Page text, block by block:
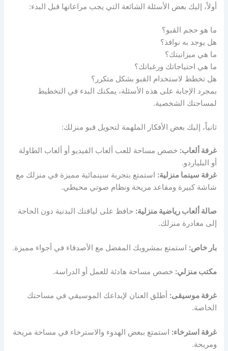
أولاً، إليك بعض الأسئلة الشائعة التي يجب مراعاتها قبل البدء:
ما هو حجم القبو؟
هل يوجد به نوافذ؟
ما هي ميزانيتك؟
ما هي احتياجاتك ورغباتك؟
هل تخطط لاستخدام القبو بشكل متكرر؟
بمجرد الإجابة على هذه الأسئلة، يمكنك البدء في التخطيط
لمساحتك الشخصية.
ثانياً، إليك بعض الأفكار الملهمة لتحويل قبو منزلك:
غرفة ألعاب: خصص مساحة للعب ألعاب الفيديو أو ألعاب الطاولة
أو البلياردو.
غرفة سينما منزلية: استمتع بتجربة سينمائية مميزة في منزلك مع
شاشة كبيرة ومقاعد مريحة ونظام صوتي محيطي.
صالة ألعاب رياضية منزلية: حافظ على لياقتك البدنية دون الحاجة
إلى مغادرة منزلك.
بار خاص: استمتع بمشروبك المفضل مع الأصدقاء في أجواء مميزة.
مكتب منزلي: خصص مساحة هادئة للعمل أو الدراسة.
غرفة موسيقى: أطلق العنان لإبداعك الموسيقي في مساحتك
الخاصة.
غرفة استرخاء: استمتع ببعض الهدوء والاسترخاء في مساحة مريحة
ومريحة.